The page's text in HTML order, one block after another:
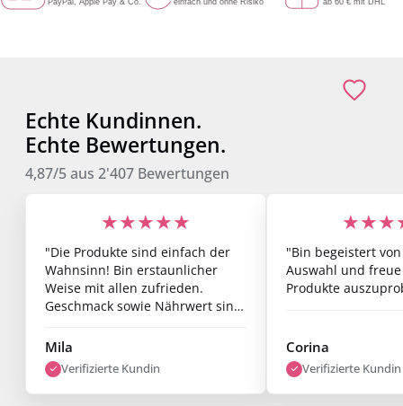
Echte Kundinnen.
Echte Bewertungen.
4,87/5aus 2'407 Bewertungen
★★★★★
"Die Produkte sind einfach der
Wahnsinn! Bin erstaunlicher
Weise mit allen zufrieden.
Geschmack sowie Nährwert sind
auch schon nach einer Woche
sehen. Bin super zufrieden."
Mila
Verifizierte Kundin
"Bin begeistert
Auswahl und
Produkte
Corina
Verifizierte Kundin